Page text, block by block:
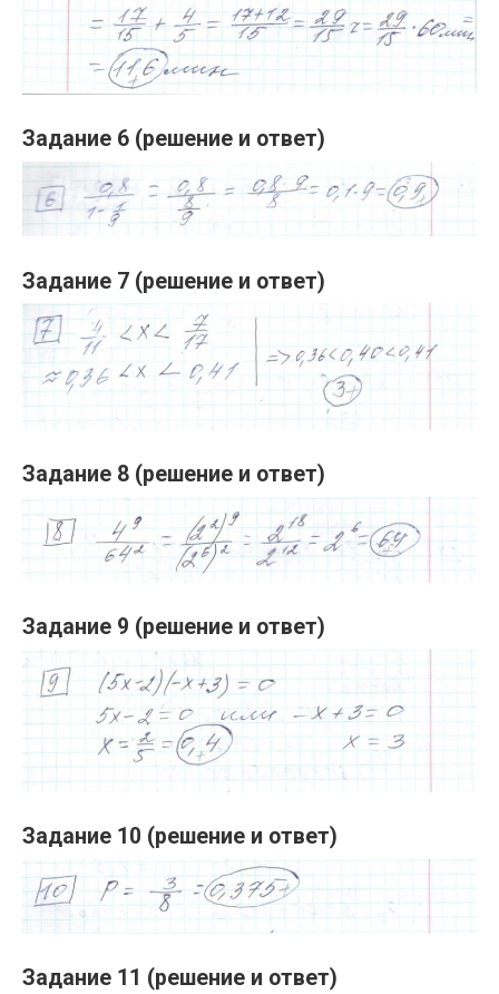
Задание 6 (решение и ответ)
Задание 7 (решение и ответ)
Задание 8 (решение и ответ)
Задание 9 (решение и ответ)
Задание 10 (решение и ответ)
Задание 11 (решение и ответ)